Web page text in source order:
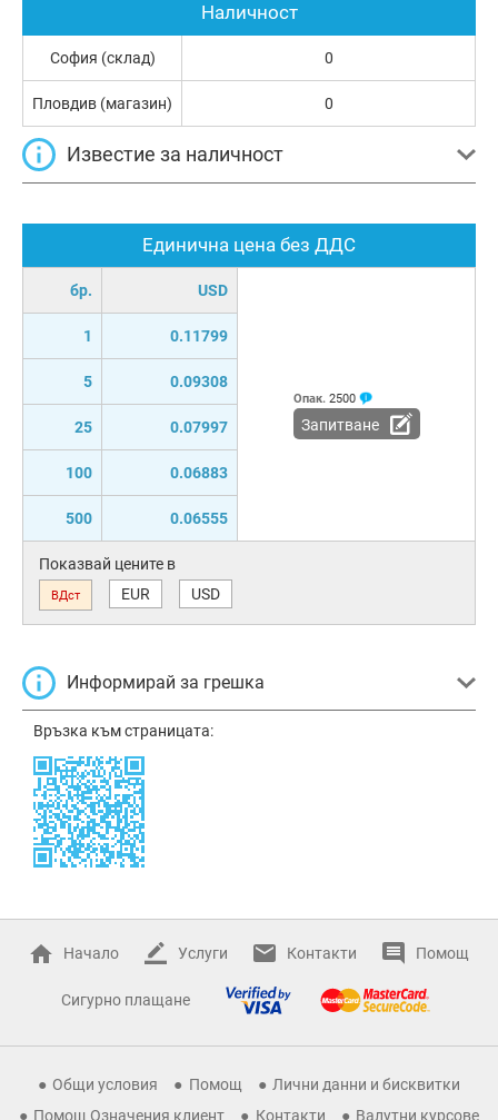
Единична цена без ДДС
бр. USD
1 0.11799
5 0.09308
25 0.07997
100 0.06883
500 0.06555
Опак. 2500
Запитване
Показвай цените в
ВДст EUR USD
Информирай за грешка
Връзка към страницата:
Наличност
София (склад) 0
Пловдив (магазин) 0
Известие за наличност
Начало Услуги Контакти Помощ
Сигурно плащане
Общи условия Помощ
Лични данни и бисквитки
Помощ Означения клиент
Контакти Валутни курсове